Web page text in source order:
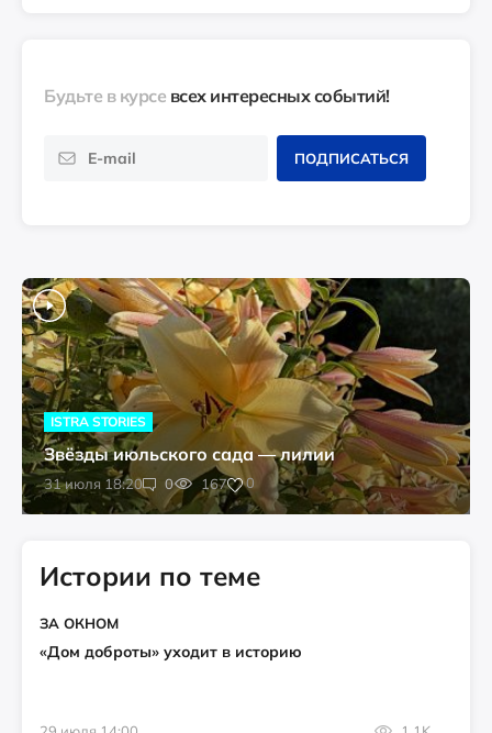
Будьте в курсе всех интересных событий!
ПОДПИСАТЬСЯ
31 июля 18:20 0 167 0
ISTRA STORIES
Звёзды июльского сада — лилии
Истории по теме
ЗА ОКНОМ
«Дом доброты» уходит в историю